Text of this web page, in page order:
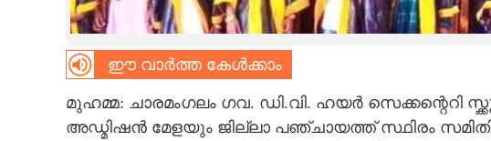
CARTOONS
LITERATURE
ഈ വാർത്ത കേൾക്കാം
മുഹമ്മ: ചാരമംഗലം ഗവ. ഡി.വി. ഹയർ സെക്കന്റെറി
അഡ്മിഷൻ മേളയും ജില്ലാ പഞ്ചായത്ത് സ്ഥിരം